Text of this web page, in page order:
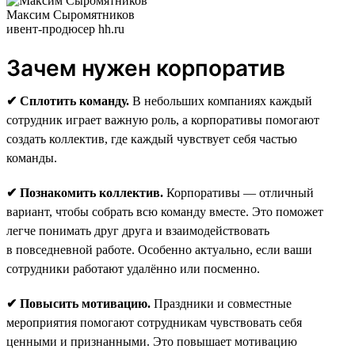
Максим Сыромятников
ивент-продюсер hh.ru
Зачем нужен корпоратив
✔ Сплотить команду. В небольших компаниях каждый
сотрудник играет важную роль, а корпоративы помогают
создать коллектив, где каждый чувствует себя частью
команды.
✔ Познакомить коллектив. Корпоративы — отличный
вариант, чтобы собрать всю команду вместе. Это поможет
легче понимать друг друга и взаимодействовать
в повседневной работе. Особенно актуально, если ваши
сотрудники работают удалённо или посменно.
✔ Повысить мотивацию. Праздники и совместные
мероприятия помогают сотрудникам чувствовать себя
ценными и признанными. Это повышает мотивацию